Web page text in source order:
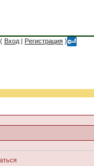
Вход | Регистрация )